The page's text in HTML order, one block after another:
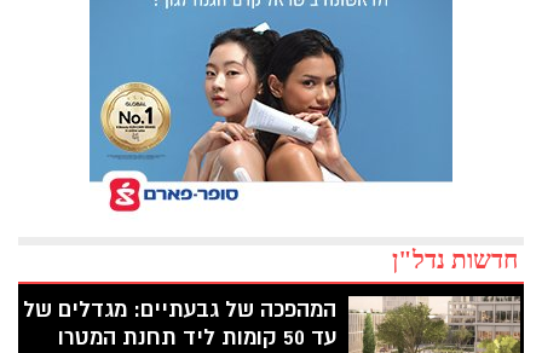
חדשות נדל"ן
המהפכה של גבעתיים: מגדלים של
עד 50 קומות ליד תחנת המטרו